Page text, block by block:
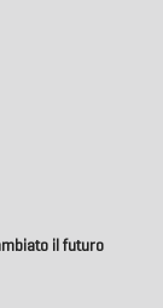
il futuro